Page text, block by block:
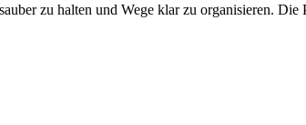
zu halten und Wege klar zu organisieren.